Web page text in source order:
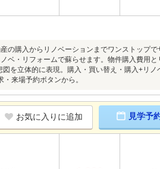
リノベーションまでワンストップでサ
ベ・リフォームで蘇らせます。物件購入費用
を立体的に表現。購入・買い替え・購入+リ
または資料請求・来場予約ボ
お気に入りに追加 見学予